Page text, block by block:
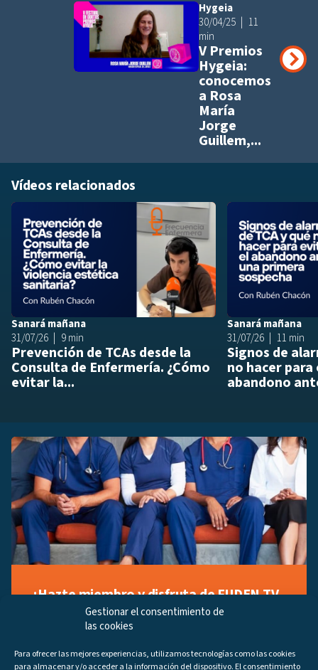
Gestionar el consentimiento de
las cookies
Para ofrecer las mejores experiencias, utilizamos tecnologías como las cookies
para almacenar y/o acceder a la información del dispositivo. El consentimiento
Añadir a
Hygeia
30/04/25
11
min
V Premios
Hygeia:
conocemos
a Rosa
María
Jorge
Guillem,...
Vídeos relacionados
Añadir a
Sanará mañana
31/07/26
9 min
Prevención de TCAs desde la
Consulta de Enfermería. ¿Cómo
evitar la...
Sanará mañana
31/07/26
11 min
Signos de
no hacer
abandono
¡Hazte miembro y disfruta de FUDEN TV
a tu manera!
Regístrate ahora gratuitamente y marca tus videos
los últimos programas disponibles.